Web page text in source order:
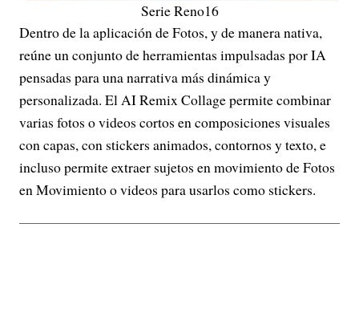
Serie Reno16
Dentro de la aplicación de Fotos, y de manera nativa,
reúne un conjunto de herramientas impulsadas por IA
pensadas para una narrativa más dinámica y
personalizada. El AI Remix Collage permite combinar
varias fotos o videos cortos en composiciones visuales
con capas, con stickers animados, contornos y texto, e
incluso permite extraer sujetos en movimiento de Fotos
en Movimiento o videos para usarlos como stickers.